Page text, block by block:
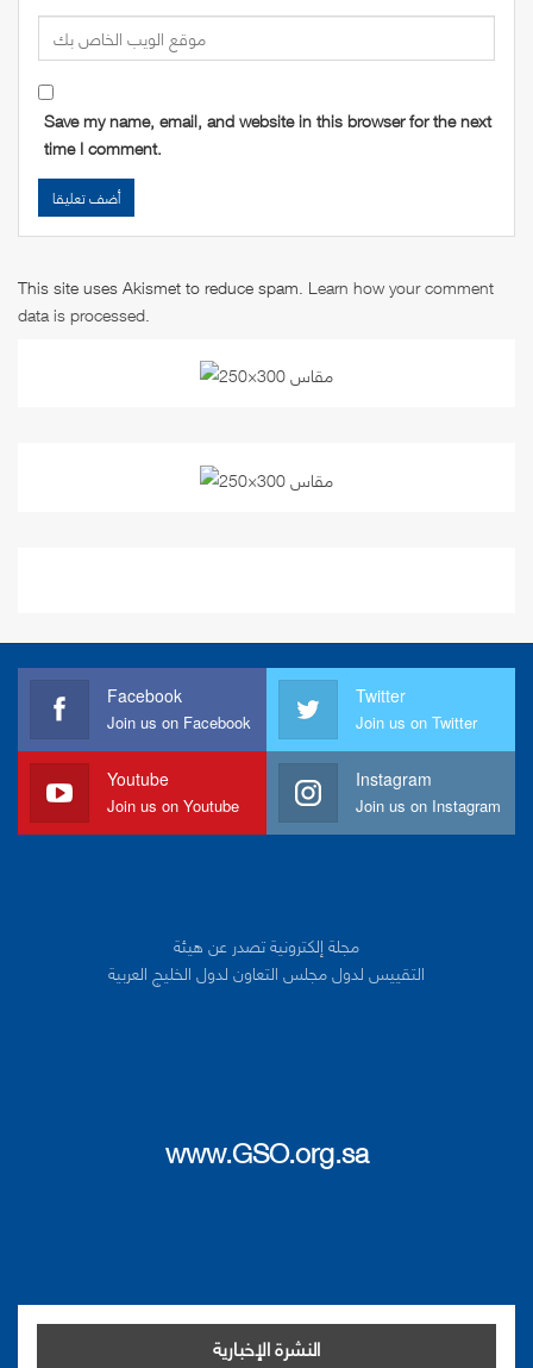
Save my name, email, and website in this browser for the next
time I comment.
This site uses Akismet to reduce spam. Learn how your comment
data is processed.
Facebook
Join us on Facebook
Twitter
Join us on Twitter
Youtube
Join us on Youtube
Instagram
Join us on Instagram
مجلة إلكترونية تصدر عن هيئة
التقييس لدول مجلس التعاون لدول الخليج العربية
www.GSO.org.sa
النشرة الإخبارية